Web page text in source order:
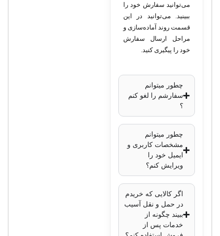
دیسک با ظرفیت حداکثر 10
ترابایت • ورودی ویدئو: 10
کانال تحت شبکه • خروجی
گیگابیتی • قابلیت‌های
هوشمند: تشخیص حرکت،
عبور از خط • پروتکل‌ها:
ONVIF • ولتاژ کاری: 220
ولت AC • ابعاد:
300×240×50 میلی‌متر •
وزن: 2.2 کیلوگرم
می‌توانید سفارش خود را
ببینید. می‌توانید در این
قسمت روند آماده‌سازی و
مراحل ارسال سفارش
خود را پیگیری کنید.
چطور میتوانم
سفارشم را لغو کنم
؟
چطور میتوانم
مشخصات کاربری و
ایمیل خود را
ویرایش کنم؟
اگر کالایی که خریدم
در حمل و نقل آسیب
ببیند چگونه از
خدمات پس از